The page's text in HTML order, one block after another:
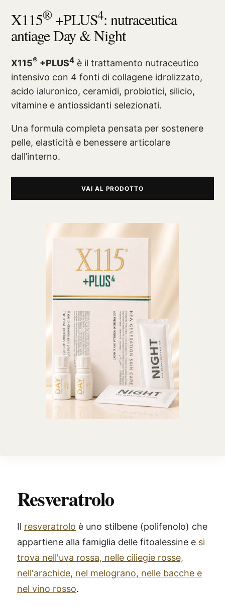
X115®+PLUS4: nutraceutica
antiage Day & Night
X115® +PLUS4 è il trattamento nutraceutico
intensivo con 4 fonti di collagene idrolizzato,
acido ialuronico, ceramidi, probiotici, silicio,
vitamine e antiossidanti selezionati.
Una formula completa pensata per sostenere
pelle, elasticità e benessere articolare
dall’interno.
VAI AL PRODOTTO
Resveratrolo
Il resveratrolo è uno stilbene (polifenolo) che
appartiene alla famiglia delle fitoalessine e si
trova nell'uva rossa, nelle ciliegie rosse,
nell'arachide, nel melograno, nelle bacche e
nel vino rosso.